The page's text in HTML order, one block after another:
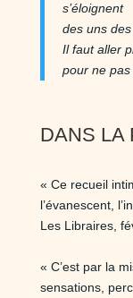
s’éloignent
des uns des
Il faut aller
pour ne
DANS LA
« Ce recueil
l’évanescent,
Les Libraires,
« C’est par la
sensations,